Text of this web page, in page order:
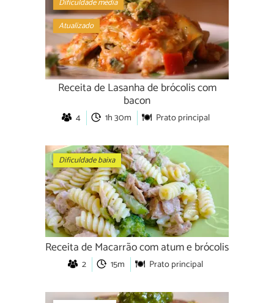
Dificuldade média
Atualizado
Receita de Lasanha de brócolis com
bacon
4 1h 30m Prato principal
Dificuldade baixa
Receita de Macarrão com atum e brócolis
2 15m Prato principal